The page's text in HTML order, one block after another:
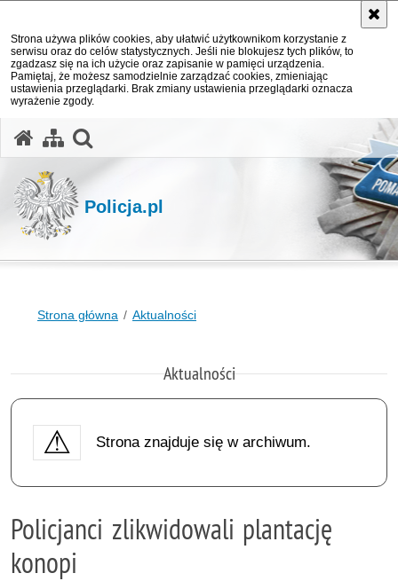
Strona używa plików cookies, aby ułatwić użytkownikom korzystanie z
serwisu oraz do celów statystycznych. Jeśli nie blokujesz tych plików, to
zgadzasz się na ich użycie oraz zapisanie w pamięci urządzenia.
Pamiętaj, że możesz samodzielnie zarządzać cookies, zmieniając
ustawienia przeglądarki. Brak zmiany ustawienia przeglądarki oznacza
wyrażenie zgody.
Policja.pl
Strona główna Aktualności
Aktualności
Strona znajduje się w archiwum.
Policjanci zlikwidowali plantację
konopi